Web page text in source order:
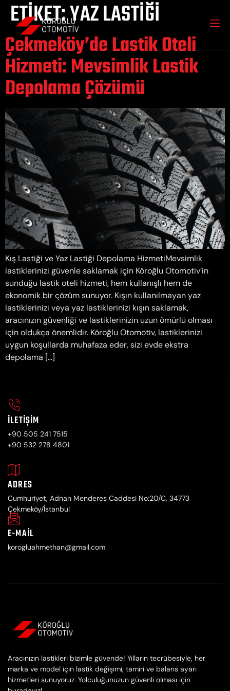
ETIKET:YAZ LASTIĞI
Çekmeköy’de Lastik Oteli
Hizmeti: Mevsimlik Lastik
Depolama Çözümü
Kış Lastiği ve Yaz Lastiği Depolama HizmetiMevsimlik
lastiklerinizi güvenle saklamak için Köroğlu Otomotiv’in
sunduğu lastik oteli hizmeti, hem kullanışlı hem de
ekonomik bir çözüm sunuyor. Kışın kullanılmayan yaz
lastiklerinizi veya yaz lastiklerinizi kışın saklamak,
aracınızın güvenliği ve lastiklerinizin uzun ömürlü olması
için oldukça önemlidir. Köroğlu Otomotiv, lastiklerinizi
uygun koşullarda muhafaza eder, sizi evde ekstra
depolama […]
Aracınızın lastikleri bizimle güvende! Yılların tecrübesiyle, her
marka ve model için lastik değişimi, tamiri ve balans ayarı
hizmetleri sunuyoruz. Yolculuğunuzun güvenli olması için
İLETIŞIM
+90 505 241 7515
+90 532 278 4801
ADRES
Cumhuriyet, Adnan Menderes Caddesi No:20/C, 34773
Çekmeköy/İstanbul
E-MAIL
korogluahmethan@gmail.com